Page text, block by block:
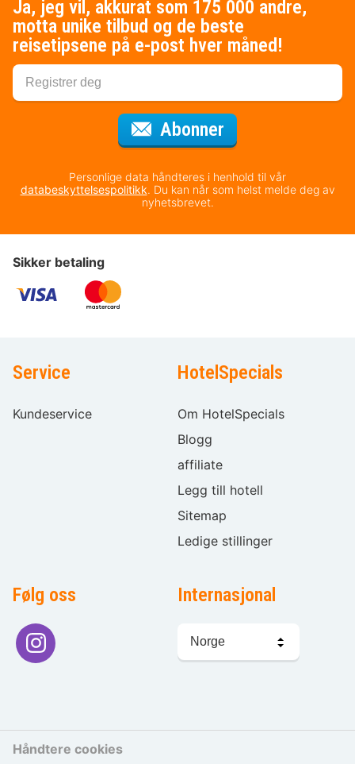
Ja, jeg vil, akkurat som 175 000 andre,
motta unike tilbud og de beste
reisetipsene på e-post hver måned!
Abonner
Personlige data håndteres i henhold til vår
databeskyttelsespolitikk. Du kan når som helst melde deg av
nyhetsbrevet.
Sikker betaling
Service
Kundeservice
HotelSpecials
Om HotelSpecials
Blogg
affiliate
Legg till hotell
Sitemap
Ledige stillinger
Følg oss Internasjonal
Håndtere cookies